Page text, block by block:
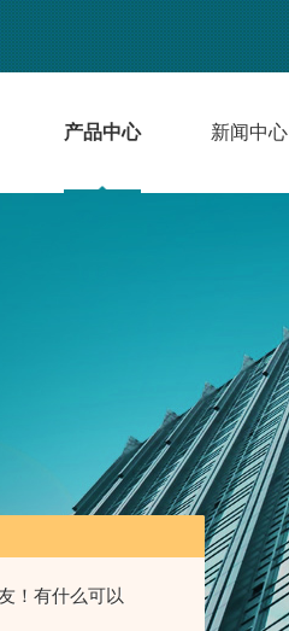
！有什么可以
产品中心 新闻中心